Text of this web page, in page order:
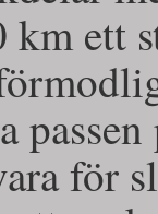
km ett
för